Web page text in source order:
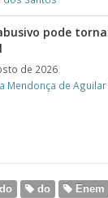
pode
de 2026
Mendonça de
do Enem